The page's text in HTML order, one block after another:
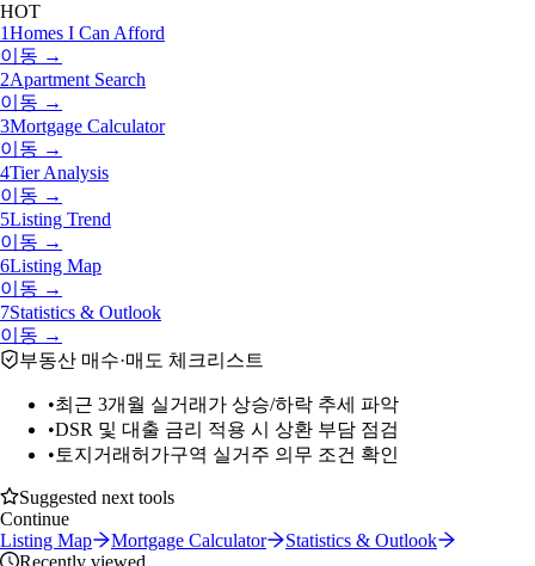
HOT
1Homes I Can Afford
이동 →
2Apartment Search
이동 →
3Mortgage Calculator
이동 →
4Tier Analysis
이동 →
5Listing Trend
이동 →
6Listing Map
이동 →
7Statistics & Outlook
이동 →
부동산 매수·매도 체크리스트
•최근 3개월 실거래가 상승/하락 추세 파악
•DSR 및 대출 금리 적용 시 상환 부담 점검
• 토지거래허가구역 실거주 의무 조건 확인
Suggested next tools
Continue
Listing Map
Mortgage Calculator
Statistics & Outlook
Recently viewed